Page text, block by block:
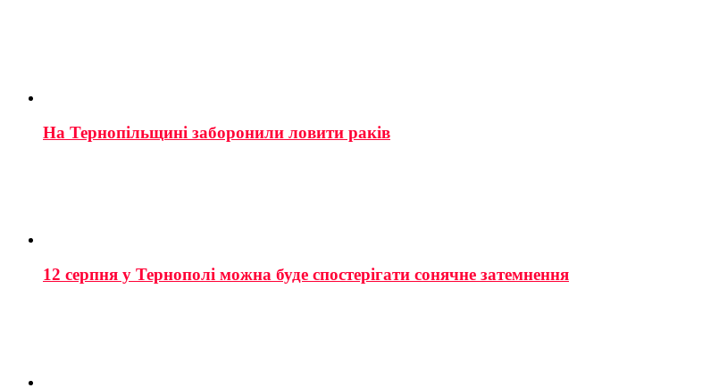
На Тернопільщині заборонили ловити раків
12 серпня у Тернополі можна буде спостерігати сонячне затемнення